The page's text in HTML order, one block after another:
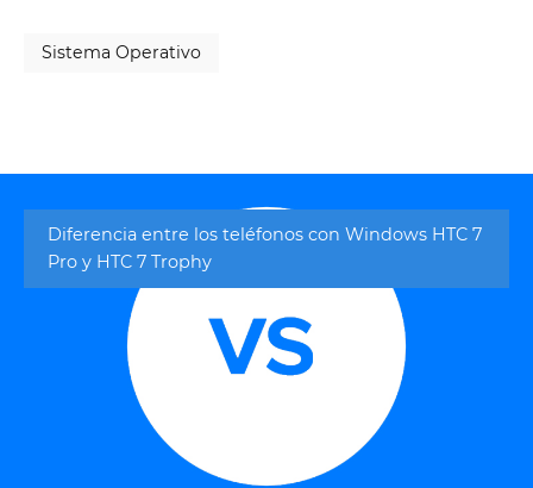
Sistema Operativo
Diferencia entre los teléfonos con Windows HTC 7
Pro y HTC 7 Trophy